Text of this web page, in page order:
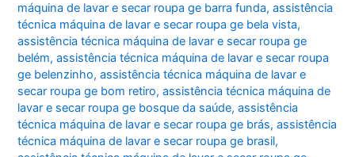
máquina de lavar e secar roupa ge barra funda,assistência
técnica máquina de lavar e secar roupa ge bela vista,
assistência técnica máquina de lavar e secar roupa ge
belém,assistência técnica máquina de lavar e secar roupa
ge belenzinho,assistência técnica máquina de lavar e
secar roupa ge bom retiro,assistência técnica máquina de
lavar e secar roupa ge bosque da saúde,assistência
técnica máquina de lavar e secar roupa ge brás,assistência
técnica máquina de lavar e secar roupa ge brasil,